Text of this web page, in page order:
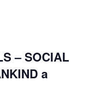
– SOCIAL
a